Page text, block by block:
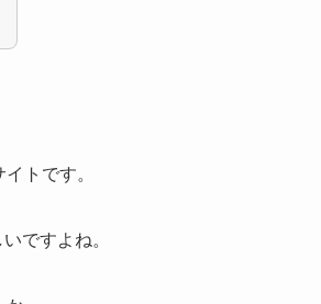
トです。
ですよね。